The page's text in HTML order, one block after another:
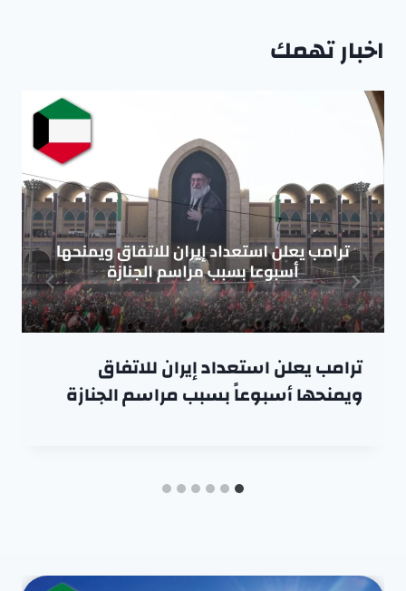
اخبار تهمك
ترامب يعلن استعداد إيران للاتفاق
ويمنحها أسبوعاً بسبب مراسم الجنازة